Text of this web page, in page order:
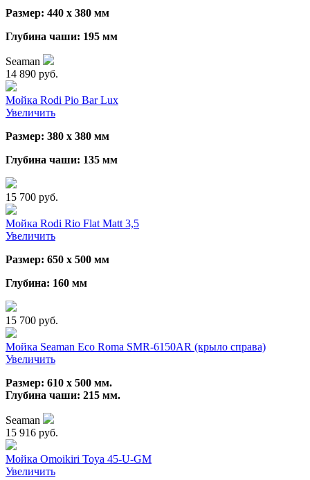
Размер: 440 х 380 мм
Глубина чаши: 195 мм
Seaman
14 890 руб.
Мойка Rodi Pio Bar Lux
Увеличить
Размер: 380 х 380 мм
Глубина чаши: 135 мм
15 700 руб.
Мойка Rodi Rio Flat Matt 3,5
Увеличить
Размер: 650 х 500 мм
Глубина: 160 мм
15 700 руб.
Мойка Seaman Eco Roma SMR-6150AR (крыло справа)
Увеличить
Размер: 610 х 500 мм.
Глубина чаши: 215 мм.
Seaman
15 916 руб.
Мойка Omoikiri Toya 45-U-GM
Увеличить